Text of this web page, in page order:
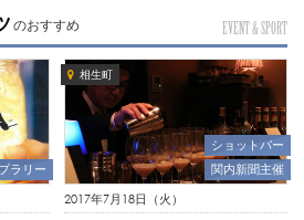
のおすすめ EVENT & SPORT
ラリー
相生町
ショットバー
関内新聞主催
2017年7月18日（火）